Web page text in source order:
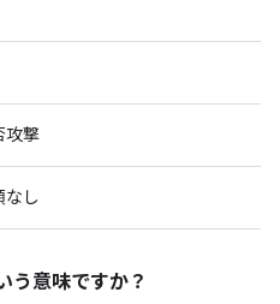
攻撃
なし
う意味ですか？